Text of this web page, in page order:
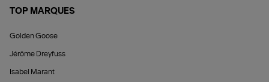
TOP MARQUES
Golden Goose
Jérôme Dreyfuss
Isabel Marant